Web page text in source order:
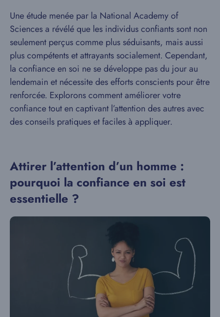
Une étude menée par la National Academy of
Sciences a révélé que les individus confiants sont non
seulement perçus comme plus séduisants, mais aussi
plus compétents et attrayants socialement. Cependant,
la confiance en soi ne se développe pas du jour au
lendemain et nécessite des efforts conscients pour être
renforcée. Explorons comment améliorer votre
confiance tout en captivant l’attention des autres avec
des conseils pratiques et faciles à appliquer.
Attirer l’attention d’un homme :
pourquoi la confiance en soi est
essentielle ?